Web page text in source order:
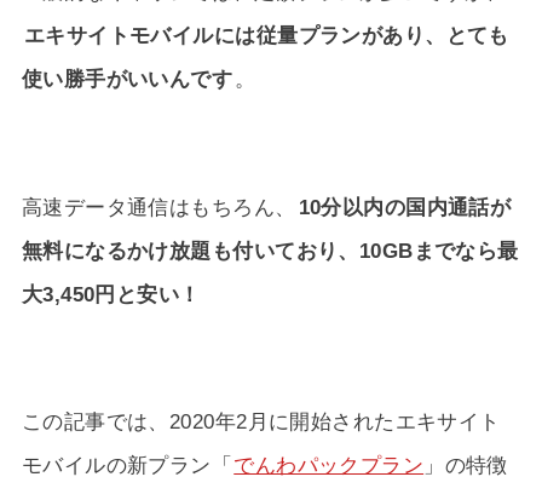
エキサイトモバイルには従量プランがあり、とても
使い勝手がいいんです。
高速データ通信はもちろん、
10分以内の国内通話が
無料になるかけ放題も付いており、10GBまでなら最
大3,450円と安い！
この記事では、2020年2月に開始されたエキサイト
モバイルの新プラン「でんわパックプラン 」の特徴